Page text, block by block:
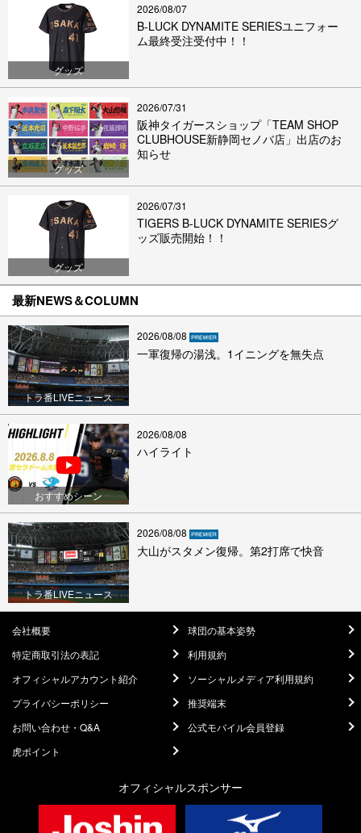
グッズ
2026/08/07
B-LUCK DYNAMITE SERIESユニフォー
ム最終受注受付中！！
グッズ
2026/07/31
阪神タイガースショップ「TEAM SHOP
CLUBHOUSE新静岡セノバ店」出店のお
知らせ
グッズ
2026/07/31
TIGERS B-LUCK DYNAMITE SERIESグ
ッズ販売開始！！
最新NEWS＆COLUMN
トラ番LIVEニュース
2026/08/08
一軍復帰の湯浅。1イニングを無失点
おすすめシーン
2026/08/08
ハイライト
トラ番LIVEニュース
2026/08/08
大山がスタメン復帰。第2打席で快音
会社概要
球団の基本姿勢
特定商取引法の表記
利用規約
オフィシャルアカウント紹介
ソーシャルメディア利用規約
プライバシーポリシー
推奨端末
お問い合わせ・Q&A
公式モバイル会員登録
虎ポイント
オフィシャルスポンサー